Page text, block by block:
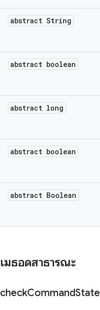
abstract String
abstract boolean
abstract long
abstract boolean
abstract Boolean
เมธอดสาธารณะ
checkCommandState